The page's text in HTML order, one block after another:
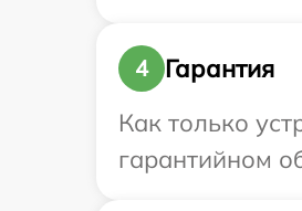
4
Гарантия
Как только
гарантийном